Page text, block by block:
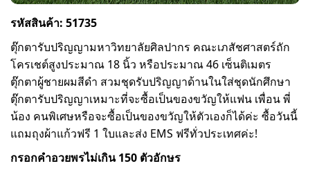
รหัสสินค้า: 51735
ตุ๊กตารับปริญญามหาวิทยาลัยศิลปากร คณะเภสัชศาสตร์ถัก
โครเชต์สูงประมาณ 18 นิ้ว หรือประมาณ 46 เซ็นติเมตร
ตุ๊กตาผู้ชายผมสีดำ สวมชุดรับปริญญาด้านในใส่ชุดนักศึกษา
ตุ๊กตารับปริญญาเหมาะที่จะซื้อเป็นของขวัญให้แฟน เพื่อน พี่
น้อง คนพิเศษหรือจะซื้อเป็นของขวัญให้ตัวเองก็ได้ค่ะ ซื้อวันนี้
แถมถุงผ้าแก้วฟรี 1 ใบและส่ง EMS ฟรีทั่วประเทศค่ะ!
กรอกคำอวยพรไม่เกิน 150 ตัวอักษร